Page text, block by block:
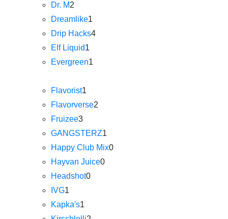
Dr. M2
Dreamlike1
Drip Hacks4
Elf Liquid1
Evergreen1
Flavorist1
Flavorverse2
Fruizee3
GANGSTERZ1
Happy Club Mix0
Hayvan Juice0
Headshot0
IVG1
Kapka's1